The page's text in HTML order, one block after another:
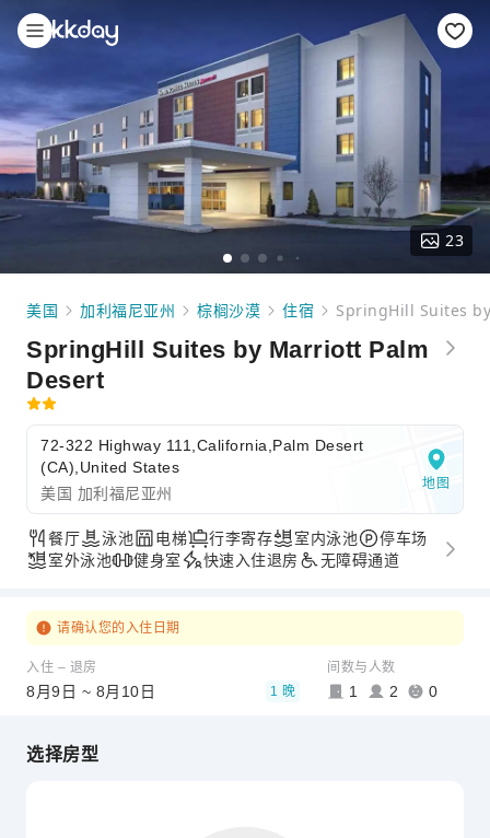
23
美国 加利福尼亚州 棕榈沙漠 住宿 SpringHill Suites
SpringHill Suites by Marriott Palm
Desert
72-322 Highway 111,California,Palm Desert
(CA),United States
美国 加利福尼亚州
地图
餐厅 泳池 电梯 行李寄存 室内泳池
停车场
室外泳池
健身室 快速入住退房 无障碍通道
请确认您的入住日期
入住 – 退房
8月9日 ~ 8月10日 1 晚
间数与人数
1 2 0
选择房型